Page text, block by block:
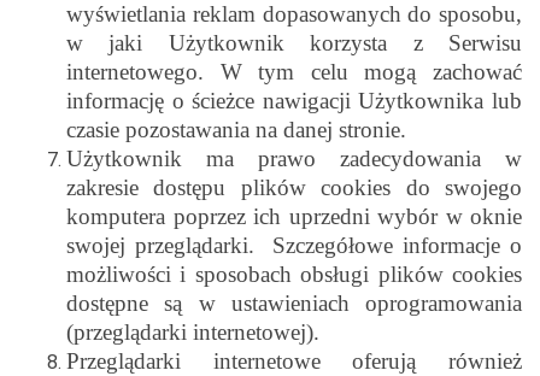
wyświetlania reklam dopasowanych do sposobu,
w jaki Użytkownik korzysta z Serwisu
internetowego. W tym celu mogą zachować
informację o ścieżce nawigacji Użytkownika lub
czasie pozostawania na danej stronie.
Użytkownik ma prawo zadecydowania w
zakresie dostępu plików cookies do swojego
komputera poprzez ich uprzedni wybór w oknie
swojej przeglądarki. Szczegółowe informacje o
możliwości i sposobach obsługi plików cookies
dostępne są w ustawieniach oprogramowania
(przeglądarki internetowej).
Przeglądarki internetowe oferują również